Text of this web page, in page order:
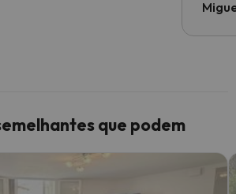
que podem